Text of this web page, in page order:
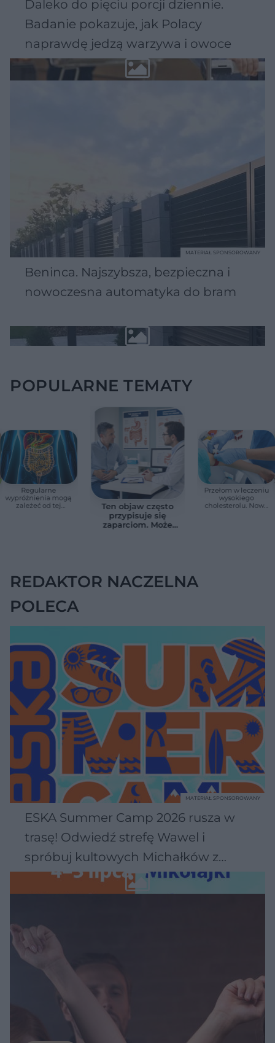
Daleko do pięciu porcji dziennie.
Badanie pokazuje, jak Polacy
naprawdę jedzą warzywa i owoce
Beninca. Najszybsza, bezpieczna i
nowoczesna automatyka do bram
MATERIAŁ SPONSOROWANY
POPULARNE TEMATY
Regularne
wypróżnienia mogą
zależeć od tej
Ten objaw często
przypisuje się
zaparciom. Może
Przełom w leczeniu
wysokiego
cholesterolu. Nowa
REDAKTOR NACZELNA
POLECA
ESKA Summer Camp 2026 rusza w
trasę! Odwiedź strefę Wawel i
spróbuj kultowych Michałków z
Wawelu
MATERIAŁ SPONSOROWANY